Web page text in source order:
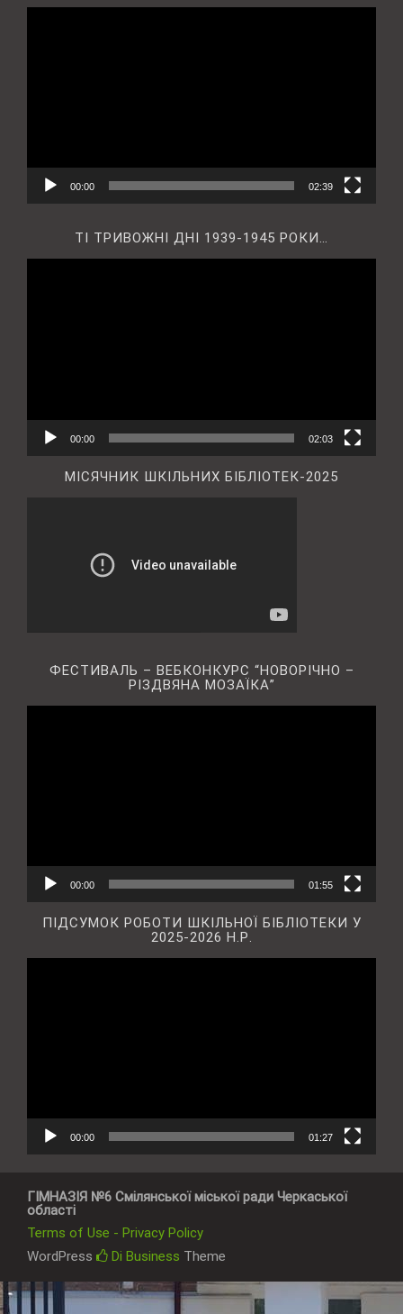
00:00 02:39
ТІ ТРИВОЖНІ ДНІ 1939-1945 РОКИ…
00:00 02:03
МІСЯЧНИК ШКІЛЬНИХ БІБЛІОТЕК-2025
ФЕСТИВАЛЬ – ВЕБКОНКУРС “НОВОРІЧНО –
РІЗДВЯНА МОЗАЇКА”
00:00 01:55
ПІДСУМОК РОБОТИ ШКІЛЬНОЇ БІБЛІОТЕКИ У
2025-2026 Н.Р.
00:00 01:27
ГІМНАЗІЯ №6 Смілянської міської ради Черкаської
області
Terms of Use - Privacy Policy
WordPress
Di Business Theme